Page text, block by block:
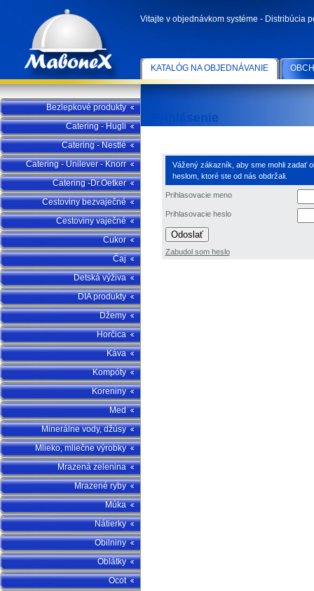
Vitajte v objednávkom systéme - Distribúcia
KATALÓG NA OBJEDNÁVANIE
Prihlásenie
Vážený zákazník, aby sme mohli zadať
heslom, ktoré ste od nás obdržali.
Prihlasovacie meno
Prihlasovacie heslo
Odoslať
Zabudol som heslo
Bezlepkové produkty
Catering - Hugli
Catering - Nestlé
Catering - Unilever - Knorr
Catering -Dr.Oetker
Cestoviny bezvaječné
Cestoviny vaječné
Cukor
Čaj
Detská výživa
DIA produkty
Džemy
Horčica
Káva
Kompóty
Koreniny
Med
Minerálne vody, džúsy
Mlieko, mliečne výrobky
Mrazená zelenina
Mrazené ryby
Múka
Nátierky
Obilniny
Oblátky
Ocot